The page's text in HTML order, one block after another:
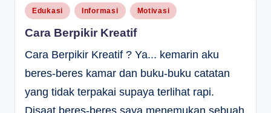
Posted
in
Edukasi Informasi Motivasi
Cara Berpikir Kreatif
Cara Berpikir Kreatif ? Ya... kemarin aku
beres-beres kamar dan buku-buku catatan
yang tidak terpakai supaya terlihat rapi.